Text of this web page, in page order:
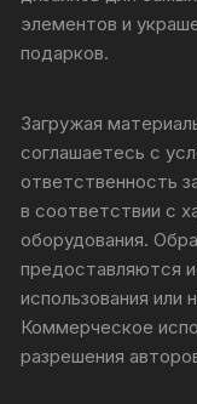
элементов и
подарков.
Загружая
соглашаетесь с
ответственность
в соответствии с
оборудования.
предоставляются
использования или
Коммерческое
разрешения